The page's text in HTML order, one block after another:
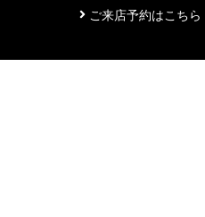
ご来店予約はこちら